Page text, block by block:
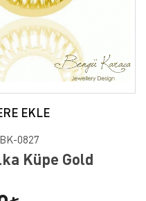
EKLE
BK-0827
Küpe Gold